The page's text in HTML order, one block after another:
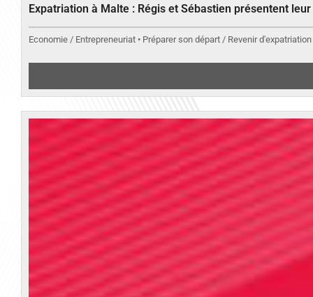
Expatriation à Malte : Régis et Sébastien présentent
Economie / Entrepreneuriat • Préparer son départ / Revenir d'expatriation